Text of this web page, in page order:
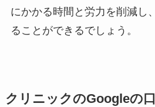
にかかる時間と労力を削減し
ることができるでしょう。
クリニックのGoogleの